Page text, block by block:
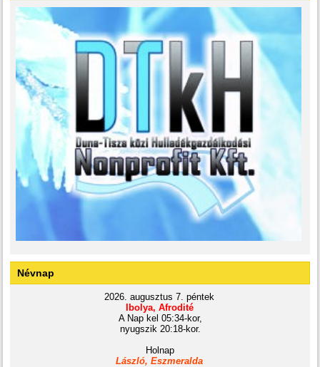
Névnap
2026. augusztus 7. péntek
Ibolya, Afrodité
A Nap kel 05:34-kor,
nyugszik 20:18-kor.
Holnap
László, Eszmeralda